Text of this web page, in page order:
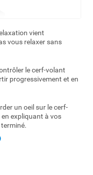
vient
vous relaxer sans
le cerf-volant
progressivement et en
un oeil sur le cerf-
expliquant à vos